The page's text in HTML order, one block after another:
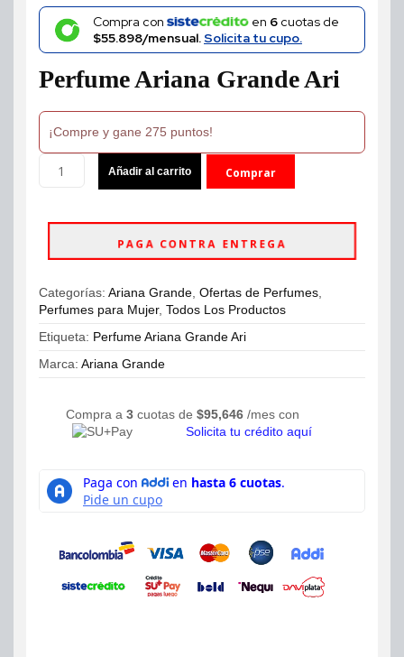
price
was:
$399,990.
price
is:
$275,000.
Compra con en 6cuotas de
$55.898/mensual.Solicita tu cupo.
Perfume Ariana Grande Ari
¡Compre y gane 275 puntos!
Ariana
Eau
Parfum
Mujer
cantidad
Añadir al carrito Comprar
PAGA CONTRA ENTREGA
Categorías: Ariana Grande Ofertas de Perfumes
Perfumes para Mujer, Todos Los Productos
Etiqueta: Perfume Ariana Grande Ari
Marca: Ariana Grande
Compra a 3 cuotas de $95,646 /mes con
Solicita tu crédito aquí